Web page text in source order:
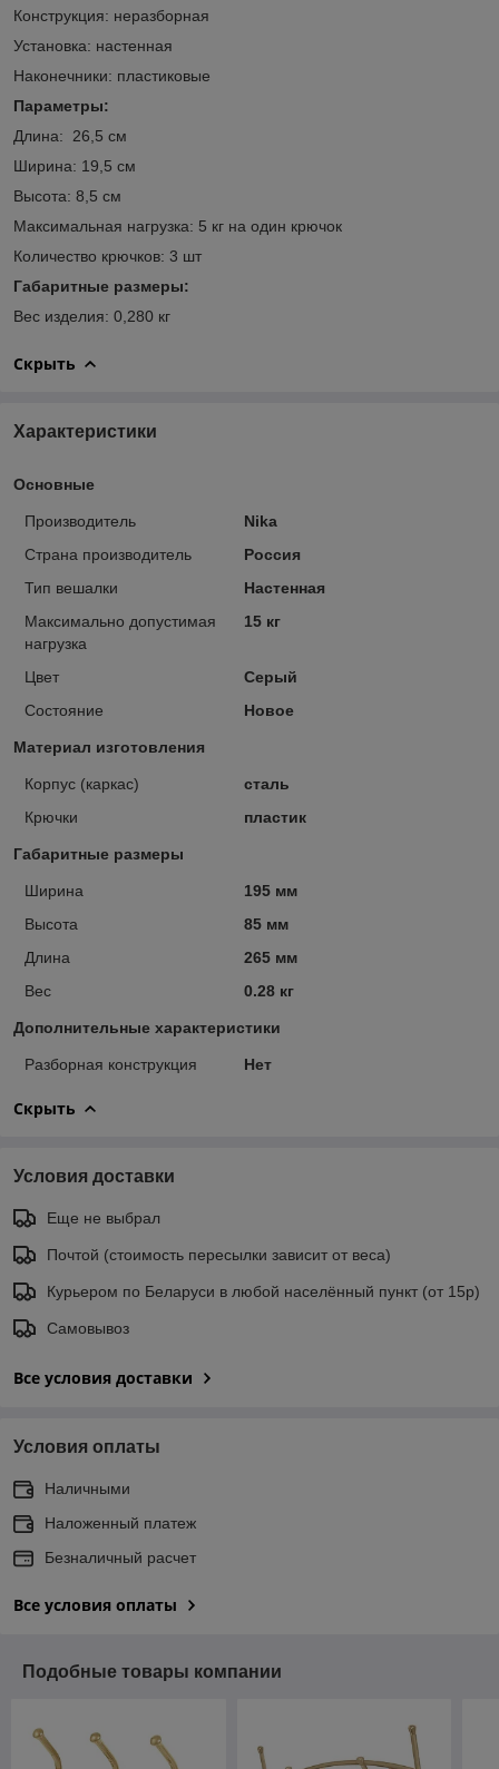
Конструкция: неразборная
Установка: настенная
Наконечники: пластиковые
Параметры:
Длина: 26,5 см
Ширина: 19,5 см
Высота: 8,5 см
Максимальная нагрузка: 5 кг на один крючок
Количество крючков: 3 шт
Габаритные размеры:
Вес изделия: 0,280 кг
Скрыть
Характеристики
Основные
Производитель
Nika
Страна производитель
Россия
Тип вешалки
Настенная
Максимально допустимая
нагрузка
15 кг
Цвет
Серый
Состояние
Новое
Материал изготовления
Корпус (каркас)
сталь
Крючки
пластик
Габаритные размеры
Ширина
195 мм
Высота
85 мм
Длина
265 мм
Вес
0.28 кг
Дополнительные характеристики
Разборная конструкция Нет
Скрыть
Условия доставки
Еще не выбрал
Почтой (стоимость пересылки зависит от веса)
Курьером по Беларуси в любой населённый пункт (от 15р)
Самовывоз
Все условия доставки
Условия оплаты
Наличными
Наложенный платеж
Безналичный расчет
Все условия оплаты
Подобные товары компании